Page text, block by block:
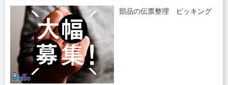
部品の伝票整理 ピッキング